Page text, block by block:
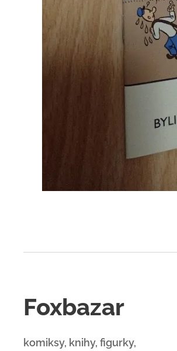
Foxbazar
komiksy, knihy, figurky,